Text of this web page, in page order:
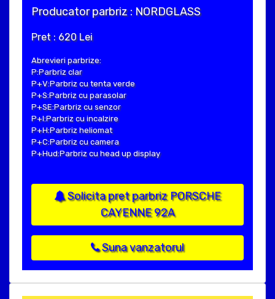
Producator parbriz : NORDGLASS
Pret : 620 Lei
Abrevieri parbrize:
P:Parbriz clar
P+V:Parbriz cu tenta verde
P+S:Parbriz cu parasolar
P+SE:Parbriz cu senzor
P+I:Parbriz cu incalzire
P+H:Parbriz heliomat
P+C:Parbriz cu camera
P+Hud:Parbriz cu head up display
Solicita pret parbriz PORSCHE
CAYENNE 92A
Suna vanzatorul